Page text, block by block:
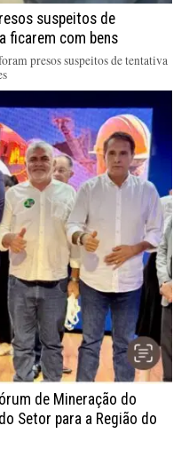
suspeitos de
ficarem com bens
presos suspeitos de tentativa
de Mineração do
Setor para a Região do